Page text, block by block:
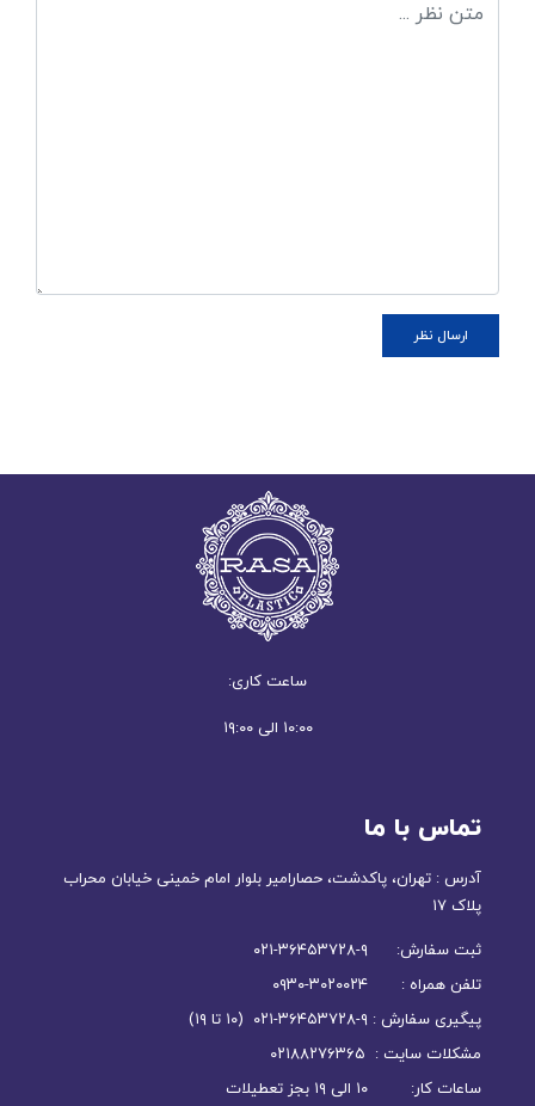
ساعت کاری:
۱۰:۰۰ الی ۱۹:۰۰
تماس با ما
آدرس : تهران، پاکدشت، حصارامیر بلوار امام خمینی خیابان محراب
پلاک ۱۷
ثبت سفارش: ۹-۳۶۴۵۳۷۲۸-۰۲۱
تلفن همراه : ۳۰۲۰۰۲۴-۰۹۳۰
پیگیری سفارش : ۹-۳۶۴۵۳۷۲۸-۰۲۱ (۱۰ تا ۱۹)
مشکلات سایت : ۰۲۱۸۸۲۷۶۳۶۵
ساعات کار: ۱۰ الی ۱۹ بجز تعطیلات